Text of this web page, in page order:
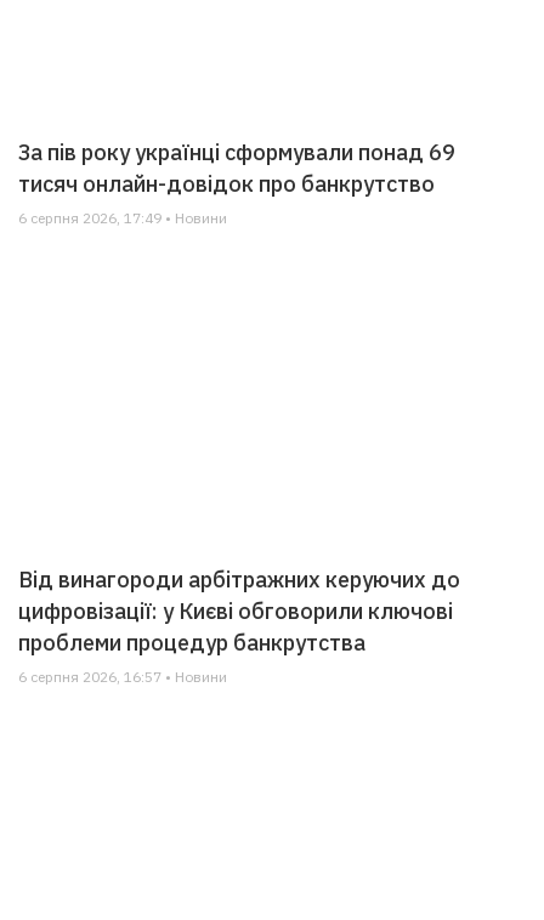
За пів року українці сформували понад 69
тисяч онлайн-довідок про банкрутство
6 серпня 2026, 17:49 • Новини
Від винагороди арбітражних керуючих до
цифровізації: у Києві обговорили ключові
проблеми процедур банкрутства
6 серпня 2026, 16:57 • Новини